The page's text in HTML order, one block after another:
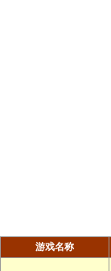
游戏名称